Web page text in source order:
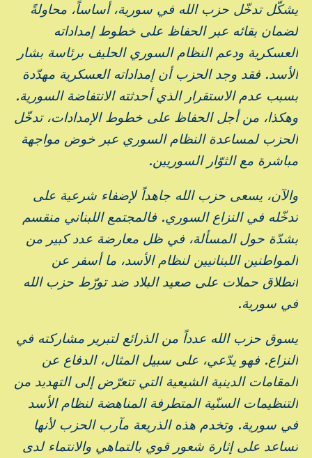
يشكّل تدخّل حزب الله في سورية، أساساً، محاولةً
لضمان بقائه عبر الحفاظ على خطوط إمداداته
العسكرية ودعم النظام السوري الحليف برئاسة بشار
الأسد. فقد وجد الحزب أن إمداداته العسكرية مهدّدة
بسبب عدم الاستقرار الذي أحدثته الانتفاضة السورية.
وهكذا، من أجل الحفاظ على خطوط الإمدادات، تدخّل
الحزب لمساعدة النظام السوري عبر خوض مواجهة
مباشرة مع الثوّار السوريين.
والآن، يسعى حزب الله جاهداً لإضفاء شرعية على
تدخّله في النزاع السوري. فالمجتمع اللبناني منقسم
بشدّة حول المسألة، في ظل معارضة عدد كبير من
المواطنين اللبنانيين لنظام الأسد، ما أسفر عن
انطلاق حملات على صعيد البلاد ضد تورّط حزب الله
في سورية.
يسوق حزب الله عدداً من الذرائع لتبرير مشاركته في
النزاع. فهو يدّعي، على سبيل المثال، الدفاع عن
المقامات الدينية الشيعية التي تتعرّض إلى التهديد من
التنظيمات السنّية المتطرفة المناهضة لنظام الأسد
في سورية. وتخدم هذه الذريعة مآرب الحزب لأنها
تساعد على إثارة شعور قوي بالتماهي والانتماء لدى